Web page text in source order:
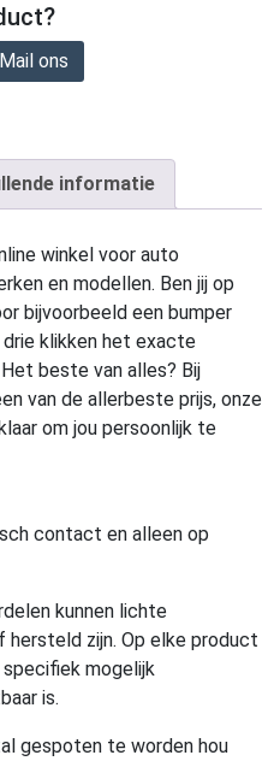
Mail ons
informatie
winkel voor auto
en modellen. Ben jij op
bijvoorbeeld een bumper
drie klikken het exacte
beste van alles? Bij
van de allerbeste prijs, onze
om jou persoonlijk te
contact en alleen op
kunnen lichte
zijn. Op elke product
mogelijk
is.
gespoten te worden hou